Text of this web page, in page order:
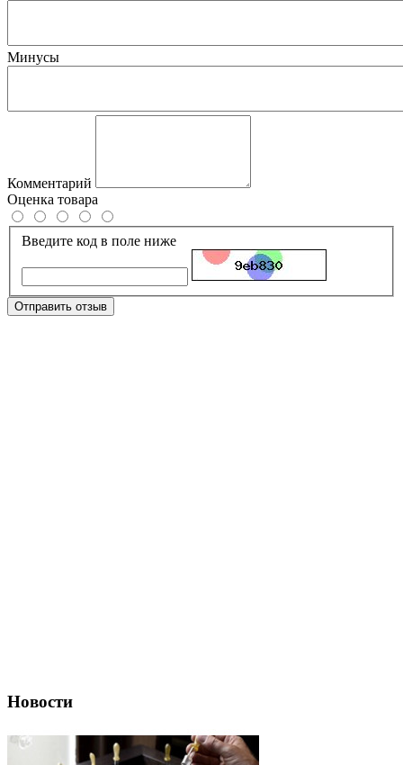
Минусы
Комментарий
Оценка товара
Введите код в поле ниже
Отправить отзыв
Новости